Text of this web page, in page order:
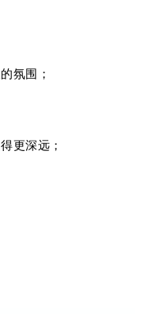
氛围；
更深远；